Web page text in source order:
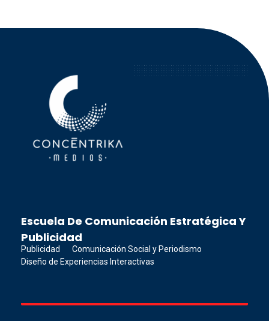
Escuela De Comunicación Estratégica Y
Publicidad
Publicidad
Comunicación Social y Periodismo
Diseño de Experiencias Interactivas